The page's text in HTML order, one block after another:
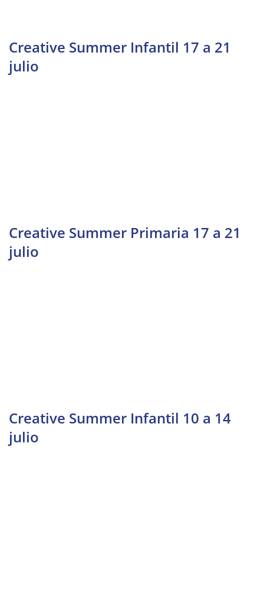
Creative Summer Infantil 17 a 21
julio
Creative Summer Primaria 17 a 21
julio
Creative Summer Infantil 10 a 14
julio